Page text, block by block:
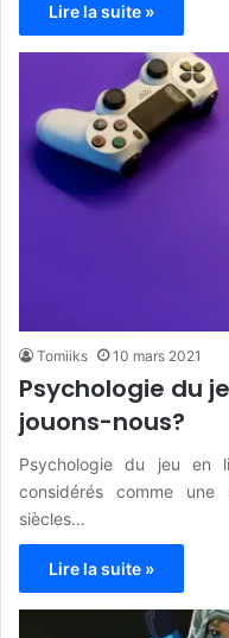
Lire la suite »
Tomiiks 10 mars 2021
Psychologie du
jouons-nous?
Psychologie du jeu en
considérés comme
siècles…
Lire la suite »